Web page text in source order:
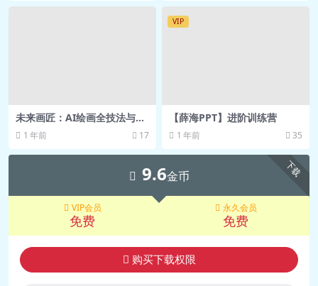
🎥 22_尚硅谷_谷粒音乐_移动端常见问
题_复习.wmv 59.6M
🎥 23_尚硅谷_谷粒音乐无缝滑屏基本
布局.wmv 74.0M
🎥 24_尚硅谷_谷粒音乐_无缝滑屏基本
逻辑.wmv 91.6M
🎥 25_尚硅谷_谷粒音乐_定位版
本.wmv 60.8M
🎥 26_尚硅谷_谷粒音乐_2d版
未来画匠：AI绘画全技法与商
业应用精讲
1 年前 17
VIP
【薛海PPT】进阶训练营
1 年前 35
下载
9.6金币
VIP会员
免费
永久会员
免费
购买下载权限